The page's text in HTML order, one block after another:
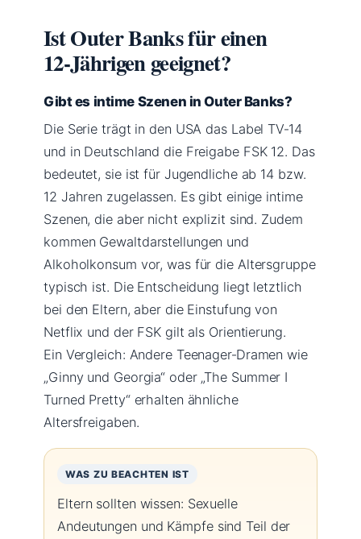
Ist Outer Banks für einen
12‑Jährigen geeignet?
Gibt es intime Szenen in Outer Banks?
Die Serie trägt in den USA das Label TV‑14
und in Deutschland die Freigabe FSK 12. Das
bedeutet, sie ist für Jugendliche ab 14 bzw.
12 Jahren zugelassen. Es gibt einige intime
Szenen, die aber nicht explizit sind. Zudem
kommen Gewaltdarstellungen und
Alkoholkonsum vor, was für die Altersgruppe
typisch ist. Die Entscheidung liegt letztlich
bei den Eltern, aber die Einstufung von
Netflix und der FSK gilt als Orientierung.
Ein Vergleich: Andere Teenager‑Dramen wie
„Ginny und Georgia“ oder „The Summer I
Turned Pretty“ erhalten ähnliche
Altersfreigaben.
WAS ZU BEACHTEN IST
Eltern sollten wissen: Sexuelle
Andeutungen und Kämpfe sind Teil der